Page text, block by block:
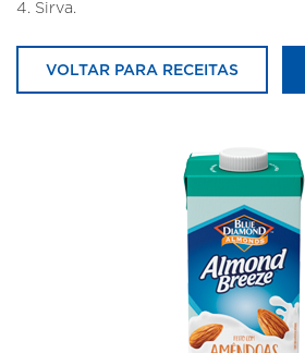
4. Sirva.
VOLTAR PARA RECEITAS